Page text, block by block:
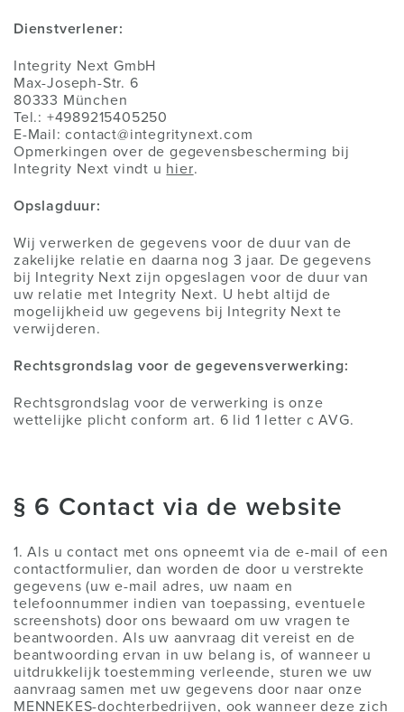
Dienstverlener:
Integrity Next GmbH
Max-Joseph-Str. 6
80333 München
Tel.: +4989215405250
E-Mail: contact@integritynext.com
Opmerkingen over de gegevensbescherming bij
Integrity Next vindt u hier.
Opslagduur:
Wij verwerken de gegevens voor de duur van de
zakelijke relatie en daarna nog 3 jaar. De gegevens
bij Integrity Next zijn opgeslagen voor de duur van
uw relatie met Integrity Next. U hebt altijd de
mogelijkheid uw gegevens bij Integrity Next te
verwijderen.
Rechtsgrondslag voor de gegevensverwerking:
Rechtsgrondslag voor de verwerking is onze
wettelijke plicht conform art. 6 lid 1 letter c AVG.
§ 6 Contact via de website
1. Als u contact met ons opneemt via de e-mail of een
contactformulier, dan worden de door u verstrekte
gegevens (uw e-mail adres, uw naam en
telefoonnummer indien van toepassing, eventuele
screenshots) door ons bewaard om uw vragen te
beantwoorden. Als uw aanvraag dit vereist en de
beantwoording ervan in uw belang is, of wanneer u
uitdrukkelijk toestemming verleende, sturen we uw
aanvraag samen met uw gegevens door naar onze
MENNEKES-dochterbedrijven, ook wanneer deze zich